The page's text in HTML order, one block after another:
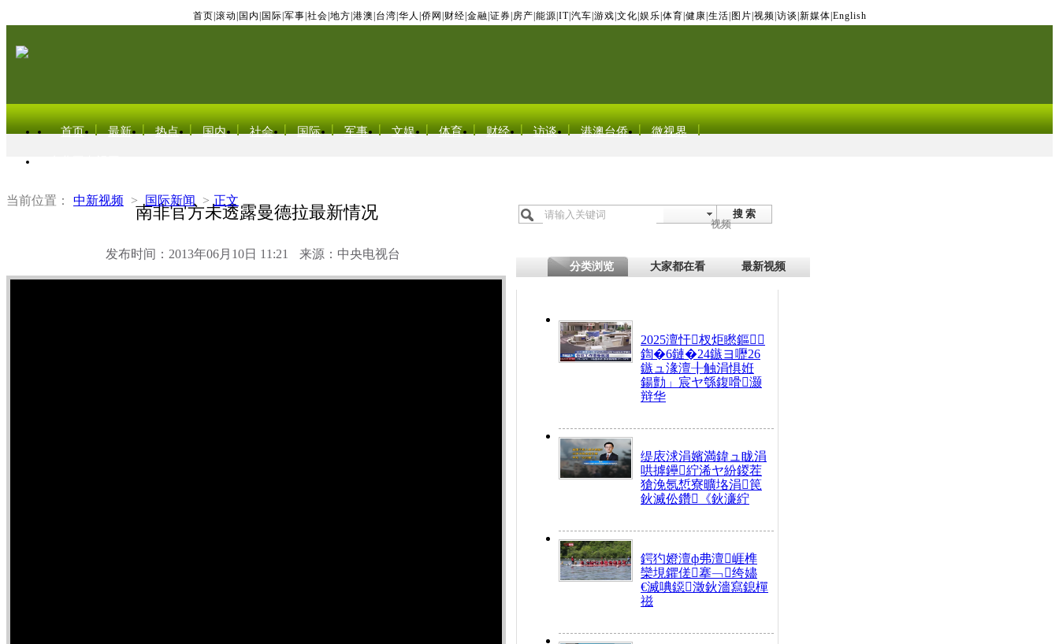
首页 滚动 国内 国际 军事 社会 地方 港澳 台湾 华人 侨网 财经 金融 证券 房产 能源 IT| 汽车 游戏 文化 娱乐 体育 健康 生活 图片 视频 访谈 新媒体 English
首页 最新 热点 国内 社会 国际 军事 文娱 体育 财经 访谈 港澳台侨 微视界
当前位置： 中新视频 > 国际新闻 > 正文
南非官方未透露曼德拉最新情况
发布时间：2013年06月10日 11:21 来源：中央电视台
搜 索
视频
分类浏览 大家都在看 最新视频
2025澶忓杈炬矁鏂
鍧�6鏈�24鏃ヨ嚦26
鏃ュ湪澶╂触涓惧姙
鍚勯」宸ヤ綔鍑嗗灏
辩华
缇庡浗涓嬪満鍏ュ眬涓
哄摢鑸紵浠ヤ紛鍐茬
獊浼氬惁寮曠垎涓笢
鈥滅伀鑽《鈥濓紵
鍔犳嬁澶ф弗澶崕榫
欒垷鑺傞搴﹁绔嬧
€滅唺鐚澂鈥濇寫鎴樿
禌